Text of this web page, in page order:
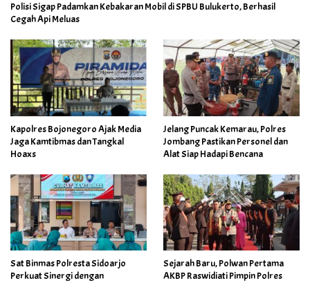
Polisi Sigap Padamkan Kebakaran Mobil di SPBU Bulukerto, Berhasil
Cegah Api Meluas
Kapolres Bojonegoro Ajak Media
Jaga Kamtibmas dan Tangkal
Hoaxs
Jelang Puncak Kemarau, Polres
Jombang Pastikan Personel dan
Alat Siap Hadapi Bencana
Sat Binmas Polresta Sidoarjo
Perkuat Sinergi dengan
Sejarah Baru, Polwan Pertama
AKBP Raswidiati Pimpin Polres